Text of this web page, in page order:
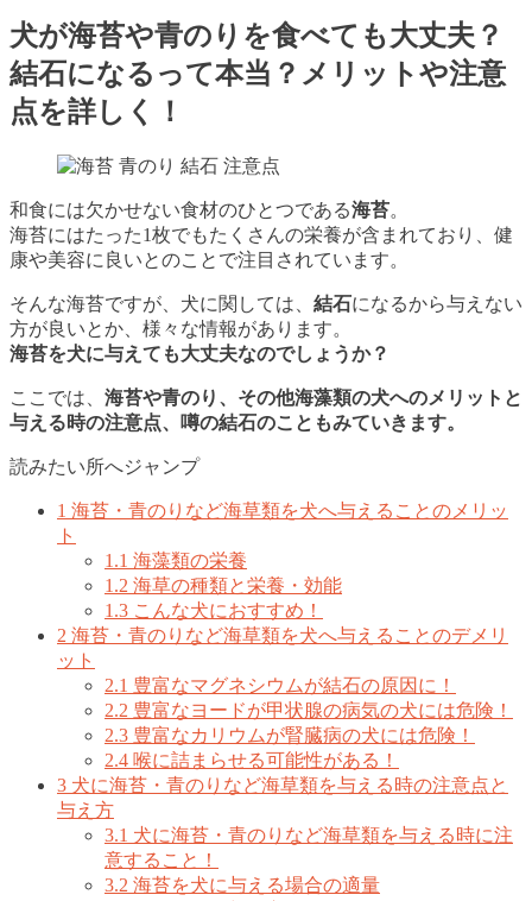
犬が海苔や青のりを食べても大丈夫？
結石になるって本当？メリットや注意
点を詳しく！
和食には欠かせない食材のひとつである海苔。
海苔にはたった1枚でもたくさんの栄養が含まれており、健
康や美容に良いとのことで注目されています。
そんな海苔ですが、犬に関しては、 結石になるから与えない
方が良いとか、様々な情報があります。
海苔を犬に与えても大丈夫なのでしょうか？
ここでは、 海苔や青のり、その他海藻類の犬へのメリットと
与える時の注意点、噂の結石のこともみていきます。
読みたい所へジャンプ
1 海苔・青のりなど海草類を犬へ与えることのメリッ
ト
1.1 海藻類の栄養
1.2 海草の種類と栄養・効能
1.3 こんな犬におすすめ！
2 海苔・青のりなど海草類を犬へ与えることのデメリ
ット
2.1 豊富なマグネシウムが結石の原因に！
2.2 豊富なヨードが甲状腺の病気の犬には危険！
2.3 豊富なカリウムが腎臓病の犬には危険！
2.4 喉に詰まらせる可能性がある！
3 犬に海苔・青のりなど海草類を与える時の注意点と
与え方
3.1 犬に海苔・青のりなど海草類を与える時に注
意すること！
3.2 海苔を犬に与える場合の適量